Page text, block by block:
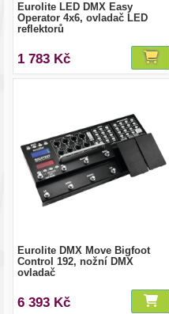
Eurolite LED DMX Easy
Operator 4x6, ovladač LED
reflektorů
1 783 Kč
Eurolite DMX Move Bigfoot
Control 192, nožní DMX
ovladač
6 393 Kč